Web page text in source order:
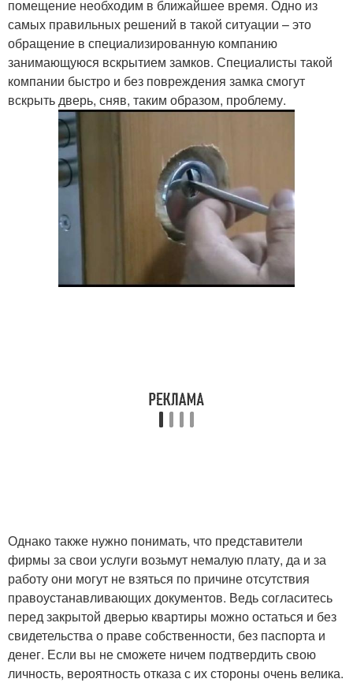
помещение необходим в ближайшее время. Одно из
самых правильных решений в такой ситуации – это
обращение в специализированную компанию
занимающуюся вскрытием замков. Специалисты такой
компании быстро и без повреждения замка смогут
вскрыть дверь, сняв, таким образом, проблему.
Однако также нужно понимать, что представители
фирмы за свои услуги возьмут немалую плату, да и за
работу они могут не взяться по причине отсутствия
правоустанавливающих документов. Ведь согласитесь
перед закрытой дверью квартиры можно остаться и без
свидетельства о праве собственности, без паспорта и
денег. Если вы не сможете ничем подтвердить свою
личность, вероятность отказа с их стороны очень велика.